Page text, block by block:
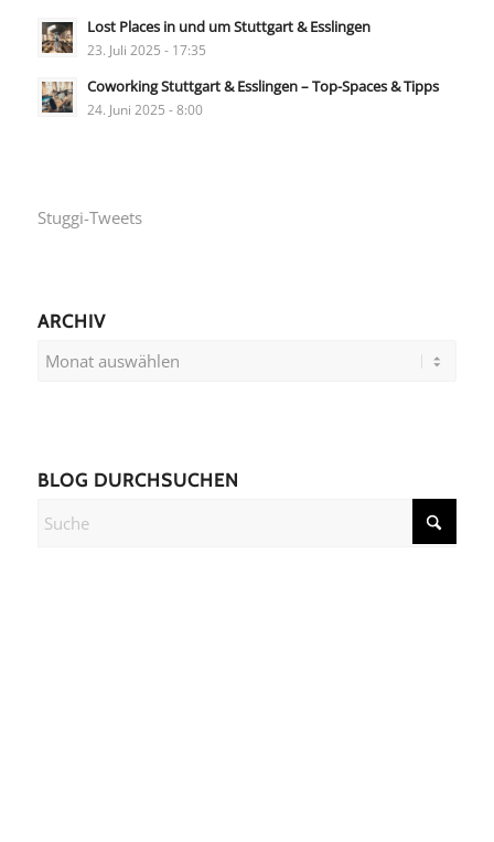
Lost Places in und um Stuttgart & Esslingen
23. Juli 2025 - 17:35
Coworking Stuttgart & Esslingen – Top-Spaces & Tipps
24. Juni 2025 - 8:00
Stuggi-Tweets
ARCHIV
BLOG DURCHSUCHEN